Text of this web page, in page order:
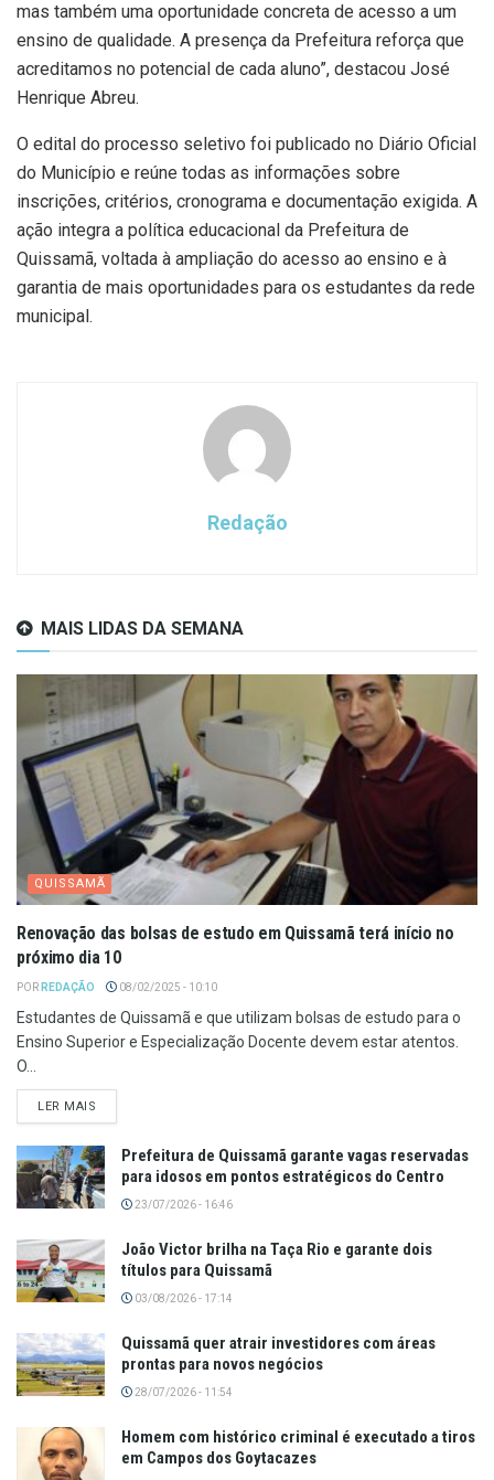
mas também uma oportunidade concreta de acesso a um
ensino de qualidade. A presença da Prefeitura reforça que
acreditamos no potencial de cada aluno”, destacou José
Henrique Abreu.
O edital do processo seletivo foi publicado no Diário Oficial
do Município e reúne todas as informações sobre
inscrições, critérios, cronograma e documentação exigida. A
ação integra a política educacional da Prefeitura de
Quissamã, voltada à ampliação do acesso ao ensino e à
garantia de mais oportunidades para os estudantes da rede
municipal.
Redação
MAIS LIDAS DA SEMANA
QUISSAMÃ
Renovação das bolsas de estudo em Quissamã terá início no
próximo dia 10
POR REDAÇÃO 08/02/2025 - 10:10
Estudantes de Quissamã e que utilizam bolsas de estudo para o
Ensino Superior e Especialização Docente devem estar atentos.
O...
LER MAIS
Prefeitura de Quissamã garante vagas reservadas
para idosos em pontos estratégicos do Centro
23/07/2026 - 16:46
João Victor brilha na Taça Rio e garante dois
títulos para Quissamã
03/08/2026 - 17:14
Quissamã quer atrair investidores com áreas
prontas para novos negócios
28/07/2026 - 11:54
Homem com histórico criminal é executado a tiros
em Campos dos Goytacazes